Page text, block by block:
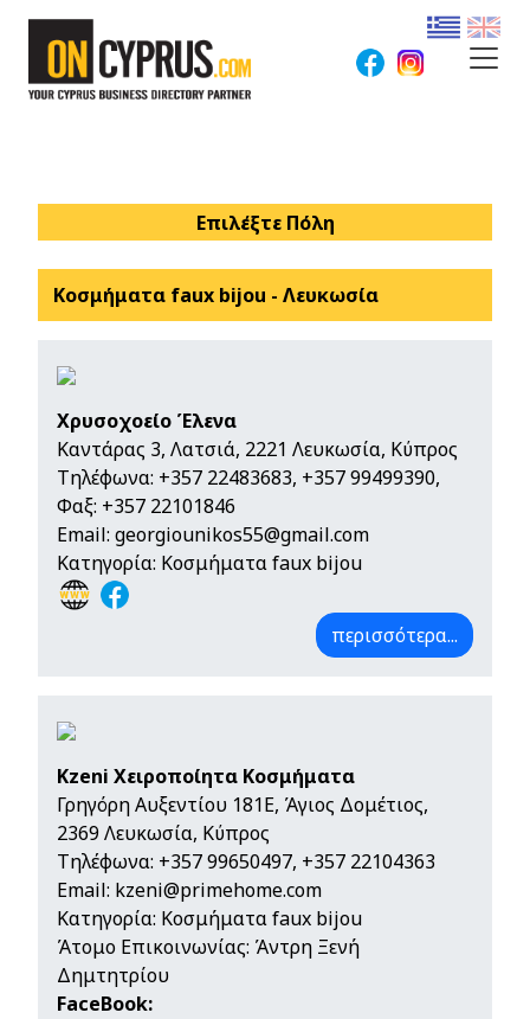
Επιλέξτε Πόλη
Κοσμήματα faux bijou - Λευκωσία
Χρυσοχοείο Έλενα
Καντάρας 3, Λατσιά, 2221 Λευκωσία, Κύπρος
Τηλέφωνα: +357 22483683, +357 99499390,
Φαξ: +357 22101846
Email: georgiounikos55@gmail.com
Κατηγορία: Κοσμήματα faux bijou
περισσότερα...
Kzeni Χειροποίητα Κοσμήματα
Γρηγόρη Αυξεντίου 181Ε, Άγιος Δομέτιος,
2369 Λευκωσία, Κύπρος
Τηλέφωνα: +357 99650497, +357 22104363
Email: kzeni@primehome.com
Κατηγορία: Κοσμήματα faux bijou
Άτομο Επικοινωνίας: Άντρη Ξενή
Δημτητρίου
FaceBook: